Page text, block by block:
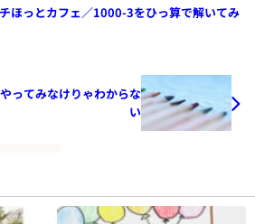
ほっとカフェ／1000-3をひっ算で解いてみ
ってみなけりゃわからな
い